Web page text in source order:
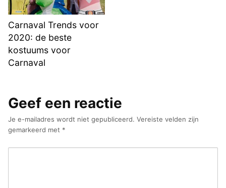
Carnaval Trends voor
2020: de beste
kostuums voor
Carnaval
Geef een reactie
Je e-mailadres wordt niet gepubliceerd. Vereiste velden zijn
gemarkeerd met *